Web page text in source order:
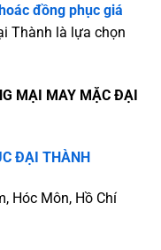
đồng phục giá
Thành là lựa chọn
MẠI MAY MẶC ĐẠI
ĐẠI THÀNH
Hóc Môn, Hồ Chí